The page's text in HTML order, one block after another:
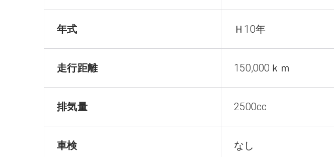
年式 Ｈ10年
走行距離 150,000ｋｍ
排気量 2500cc
車検 なし